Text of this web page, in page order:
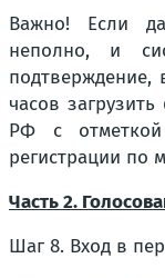
Важно! Если
неполно, и
подтверждение,
часов
РФ с
регистрации по
Часть 2.
Шаг 8. Вход в